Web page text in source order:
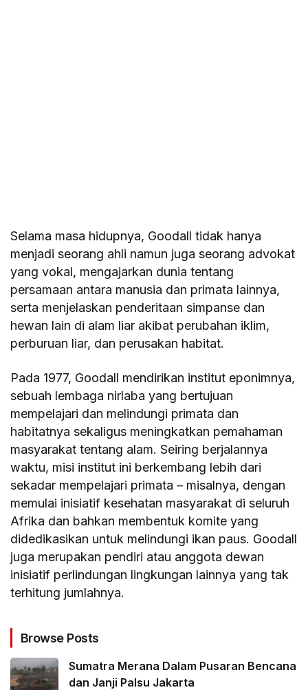
Selama masa hidupnya, Goodall tidak hanya
menjadi seorang ahli namun juga seorang advokat
yang vokal, mengajarkan dunia tentang
persamaan antara manusia dan primata lainnya,
serta menjelaskan penderitaan simpanse dan
hewan lain di alam liar akibat perubahan iklim,
perburuan liar, dan perusakan habitat.
Pada 1977, Goodall mendirikan institut eponimnya,
sebuah lembaga nirlaba yang bertujuan
mempelajari dan melindungi primata dan
habitatnya sekaligus meningkatkan pemahaman
masyarakat tentang alam. Seiring berjalannya
waktu, misi institut ini berkembang lebih dari
sekadar mempelajari primata – misalnya, dengan
memulai inisiatif kesehatan masyarakat di seluruh
Afrika dan bahkan membentuk komite yang
didedikasikan untuk melindungi ikan paus. Goodall
juga merupakan pendiri atau anggota dewan
inisiatif perlindungan lingkungan lainnya yang tak
terhitung jumlahnya.
Browse Posts
Sumatra Merana Dalam Pusaran Bencana
dan Janji Palsu Jakarta